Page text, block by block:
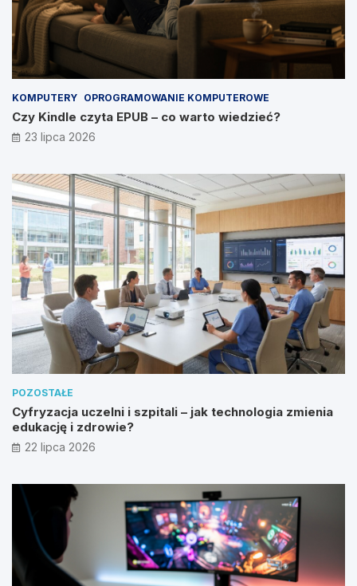
KOMPUTERY OPROGRAMOWANIE KOMPUTEROWE
Czy Kindle czyta EPUB – co warto wiedzieć?
23 lipca 2026
POZOSTAŁE
Cyfryzacja uczelni i szpitali – jak technologia zmienia
edukację i zdrowie?
22 lipca 2026